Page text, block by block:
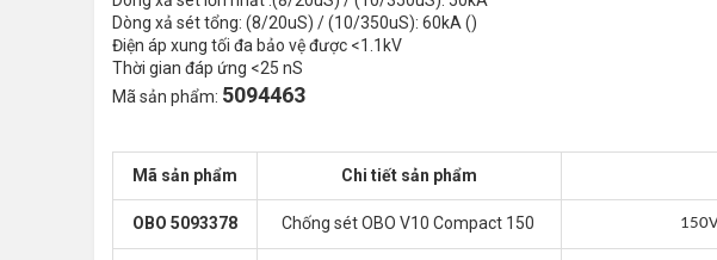
Dòng xả sét tổng: (8/20uS) / (10/350uS): 60kA ()
Điện áp xung tối đa bảo vệ được <1.1kV
Thời gian đáp ứng <25 nS
Mã sản phẩm: 5094463
Mã sản phẩm Chi tiết sản phẩm
OBO 5093378 Chống sét OBO V10 Compact 150